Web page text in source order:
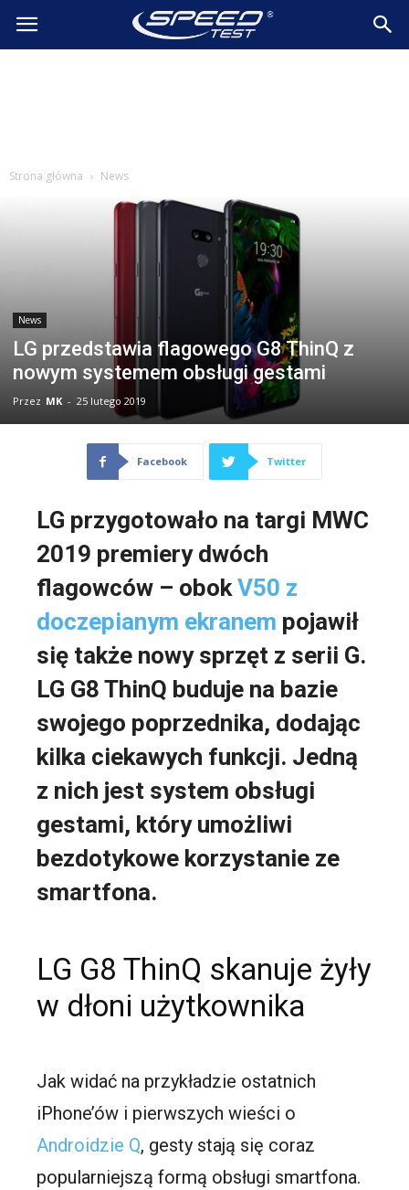
SpeedTest.pl
Strona główna News
News
LG przedstawia flagowego G8 ThinQ z
nowym systemem obsługi gestami
Przez MK - 25 lutego 2019
Facebook Twitter
LG przygotowało na targi MWC
2019 premiery dwóch
flagowców – obokV50 z
doczepianym ekranem pojawił
się także nowy sprzęt z serii G.
LG G8 ThinQ buduje na bazie
swojego poprzednika, dodając
kilka ciekawych funkcji. Jedną
z nich jest system obsługi
gestami, który umożliwi
bezdotykowe korzystanie ze
smartfona.
LG G8 ThinQ skanuje żyły
w dłoni użytkownika
Jak widać na przykładzie ostatnich
iPhone’ów i pierwszych wieści o
Androidzie Q, gesty stają się coraz
popularniejszą formą obsługi smartfona.